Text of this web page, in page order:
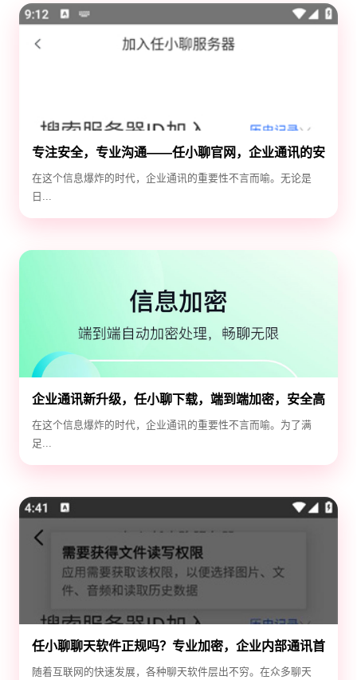
专注安全，专业沟通——任小聊官网，企业通讯的安
全守护神
在这个信息爆炸的时代，企业通讯的重要性不言而喻。无论是
日...
企业通讯新升级，任小聊下载，端到端加密，安全高
效！
在这个信息爆炸的时代，企业通讯的重要性不言而喻。为了满
足...
任小聊聊天软件正规吗？专业加密，企业内部通讯首
选！
随着互联网的快速发展，各种聊天软件层出不穷。在众多聊天